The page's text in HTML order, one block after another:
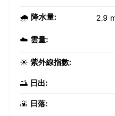
🌧️ 降水量: 2.9
☁️ 雲量:
☀️ 紫外線指數:
🌅 日出:
🌇 日落: